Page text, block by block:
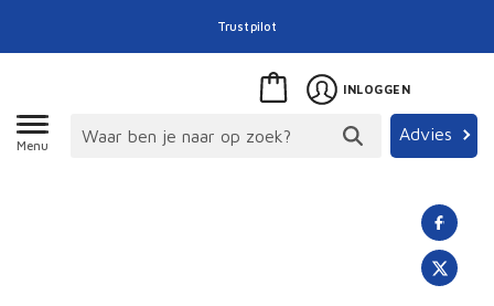
Trustpilot
Menu
Advies
INLOGGEN